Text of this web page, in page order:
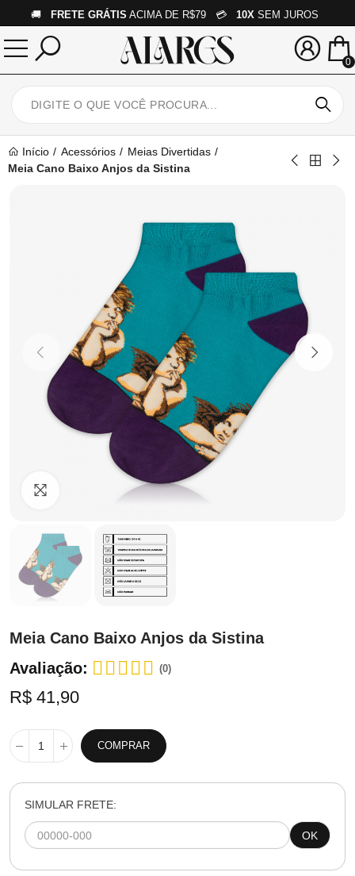
🚚 FRETE GRÁTIS ACIMA DE R$79 💳 10X SEM JUROS
0
Início Acessórios
Meias Divertidas
Meia Cano Baixo Anjos da Sistina
Clique para ampliar
Meia Cano Baixo Anjos da Sistina
Avaliação:
(0)
R$ 41,90
COMPRAR
SIMULAR FRETE:
OK